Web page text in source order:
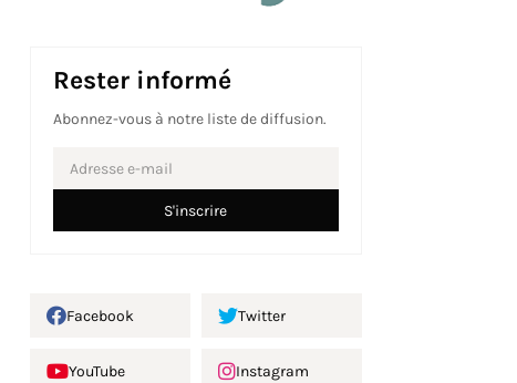
Rester informé
Abonnez-vous à notre liste de diffusion.
Facebook Twitter
YouTube Instagram